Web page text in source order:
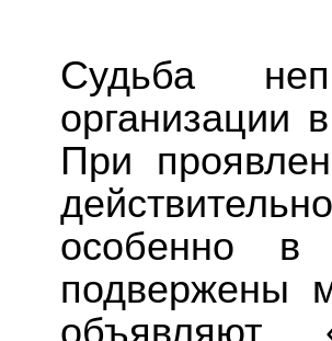
Судьба
организации
При
особенно в
подвержены
объявляют